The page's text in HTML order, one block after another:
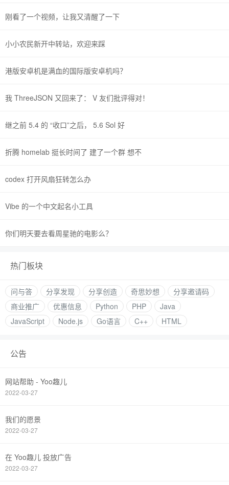
刚看了一个视频，让我又清醒了一下
小小农民新开中转站，欢迎来踩
港版安卓机是满血的国际版安卓机吗？
我 ThreeJSON 又回来了： V 友们批评得对！
继之前 5.4 的 “收口”之后， 5.6 Sol 好
折腾 homelab 挺长时间了 建了一个群 想不
codex 打开风扇狂转怎么办
Vibe 的一个中文起名小工具
你们明天要去看周星驰的电影么？
热门板块
问与答 分享发现 分享创造 奇思妙想
分享邀请码
商业推广
优惠信息 Python PHP
Java
JavaScript
Node.js Go语言 C++ HTML
公告
网站帮助 - Yoo趣儿
2022-03-27
我们的愿景
2022-03-27
在 Yoo趣儿 投放广告
2022-03-27